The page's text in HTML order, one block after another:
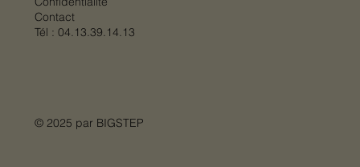
Contact
Tél : 04.13.39.14.13
© 2025 par BIGSTEP